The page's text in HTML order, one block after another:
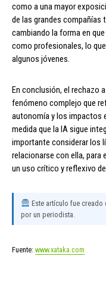
como a una mayor
de las grandes compañías
cambiando la forma en
como profesionales, lo
algunos jóvenes.
En conclusión, el rechazo
fenómeno complejo que
autonomía y los impactos
medida que la IA sigue
importante considerar los
relacionarse con ella, para
un uso crítico y reflexivo
Este artículo fue creado
por un periodista.
Fuente: www.xataka.com